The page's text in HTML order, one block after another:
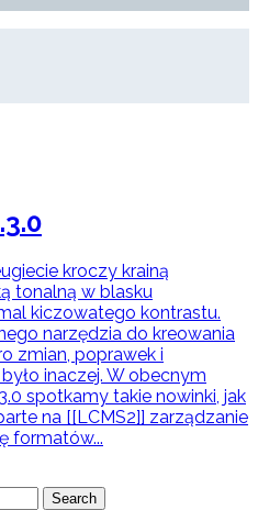
kroczy krainą
tonalną w blasku
kiczowatego kontrastu.
narzędzia do kreowania
zmian, poprawek i
inaczej. W obecnym
spotkamy takie nowinki, jak
na [[LCMS2]] zarządzanie
formatów...
Search